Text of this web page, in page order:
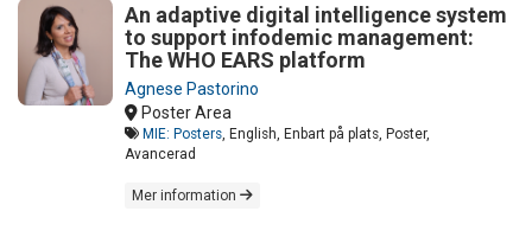
An adaptive digital intelligence system
to support infodemic management:
The WHO EARS platform
Agnese Pastorino
Poster Area
MIE: Posters , English, Enbart på plats, Poster,
Avancerad
Mer information